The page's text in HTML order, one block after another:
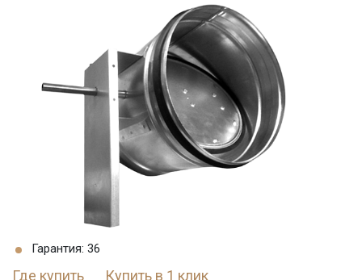
Гарантия: 36
Где купить
Купить в 1 клик